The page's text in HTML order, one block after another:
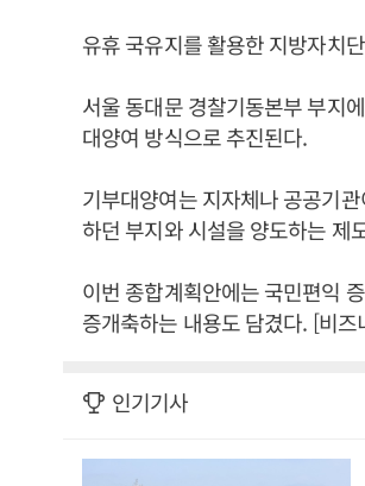
유휴 국유지를 활용한 지방자치
서울 동대문 경찰기동본부 부지
대양여 방식으로 추진된다.
기부대양여는 지자체나 공공기
하던 부지와 시설을 양도하는 제
이번 종합계획안에는 국민편익
증개축하는 내용도 담겼다. [비
인기기사